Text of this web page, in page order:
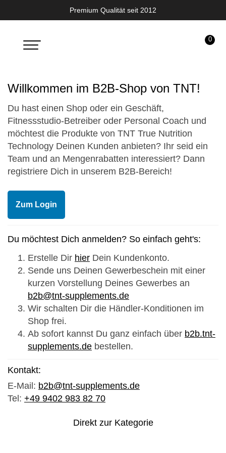
Premium Qualität seit 2012
Toggle
0
Willkommen im B2B-Shop von TNT!
Du hast einen Shop oder ein Geschäft,
Fitnessstudio-Betreiber oder Personal Coach und
möchtest die Produkte von TNT True Nutrition
Technology Deinen Kunden anbieten? Ihr seid ein
Team und an Mengenrabatten interessiert? Dann
registriere Dich in unserem B2B-Bereich!
Zum Login
Du möchtest Dich anmelden? So einfach geht's:
Erstelle Dir hier Dein Kundenkonto.
Sende uns Deinen Gewerbeschein mit einer
kurzen Vorstellung Deines Gewerbes an
b2b@tnt-supplements.de
Wir schalten Dir die Händler-Konditionen im
Shop frei.
Ab sofort kannst Du ganz einfach über b2b.tnt-
supplements.de bestellen.
Kontakt:
E-Mail: b2b@tnt-supplements.de
Tel: +49 9402 983 82 70
Direkt zur Kategorie